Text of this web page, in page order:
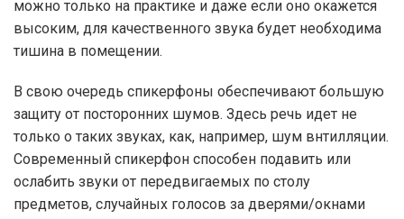
можно только на практике и даже если оно окажется
высоким, для качественного звука будет необходима
тишина в помещении.
В свою очередь спикерфоны обеспечивают большую
защиту от посторонних шумов. Здесь речь идет не
только о таких звуках, как, например, шум внтилляции.
Современный спикерфон способен подавить или
ослабить звуки от передвигаемых по столу
предметов, случайных голосов за дверями/окнами